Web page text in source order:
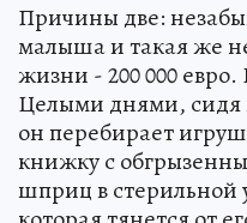
Причины две:
малыша и такая же
жизни - 200 000 евро.
Целыми днями, сидя
он перебирает
книжку с
шприц в стерильной